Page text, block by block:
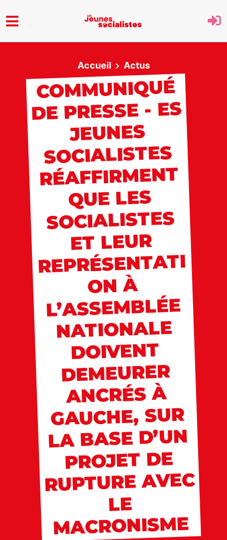
Accueil
Actus
COMMUNIQUÉ
DE PRESSE - ES
JEUNES
SOCIALISTES
RÉAFFIRMENT
QUE LES
SOCIALISTES
ET LEUR
REPRÉSENTATI
ON À
L’ASSEMBLÉE
NATIONALE
DOIVENT
DEMEURER
ANCRÉS À
GAUCHE, SUR
LA BASE D’UN
PROJET DE
RUPTURE AVEC
LE
MACRONISME